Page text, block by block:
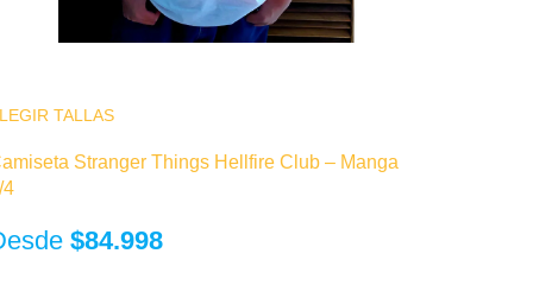
TALLASEste producto tiene múltiples variantes. Las
producto
Stranger Things Hellfire Club – Manga
4
$84.998